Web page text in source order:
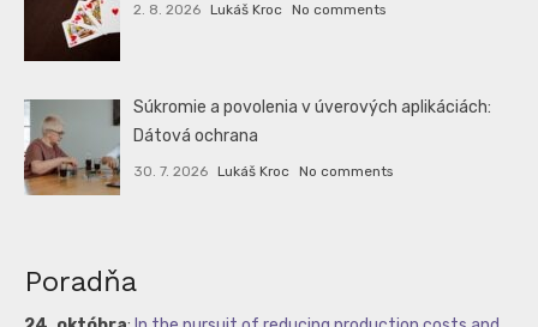
2. 8. 2026 Lukáš Kroc No comments
Súkromie a povolenia v úverových aplikáciách:
Dátová ochrana
30. 7. 2026 Lukáš Kroc No comments
Poradňa